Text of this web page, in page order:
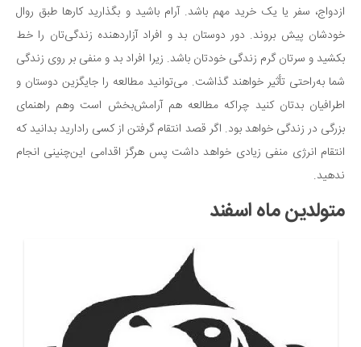
ازدواج، سفر یا یک خرید مهم باشد. آرام باشید و بگذارید کارها طبق روال
خودشان پیش بروند. دور دوستان بد و افراد آزاردهنده زندگی‌تان را خط
بکشید و سرتان گرم زندگی خودتان باشد. زیرا افراد بد و منفی بر روی زندگی
شما به‌راحتی تأثیر خواهند گذاشت. می‌توانید مطالعه را جایگزین دوستان و
اطرافیان بدتان کنید چراکه مطالعه هم آرامش‌بخش است وهم راهنمای
بزرگی در زندگی خواهد بود. اگر قصد انتقام گرفتن از کسی رادارید بدانید که
انتقام انرژی منفی زیادی خواهد داشت پس هرگز اقدامی این‌چنینی انجام
ندهید.
متولدین ماه اسفند